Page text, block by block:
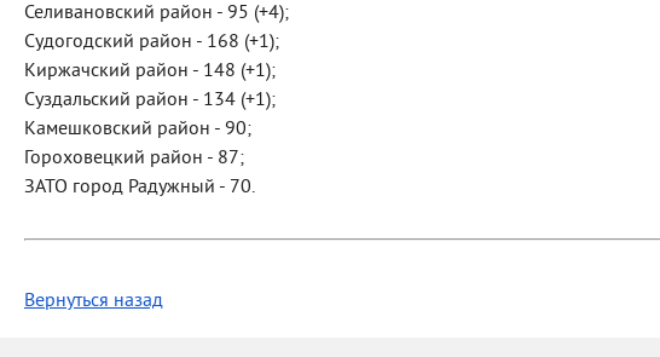
Селивановский район - 95 (+4);
Судогодский район - 168 (+1);
Киржачский район - 148 (+1);
Суздальский район - 134 (+1);
Камешковский район - 90;
Гороховецкий район - 87;
ЗАТО город Радужный - 70.
Вернуться назад